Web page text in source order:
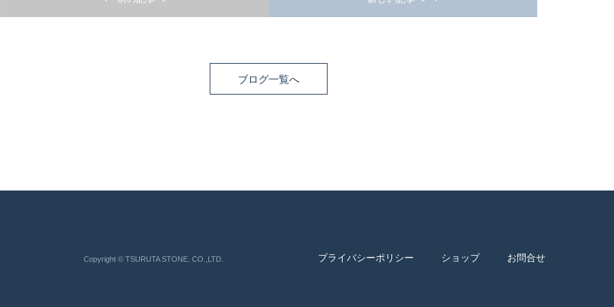
ブログ一覧へ
プライバシーポリシー ショップ お問合せ
Copyright © TSURUTA STONE. CO.,LTD.